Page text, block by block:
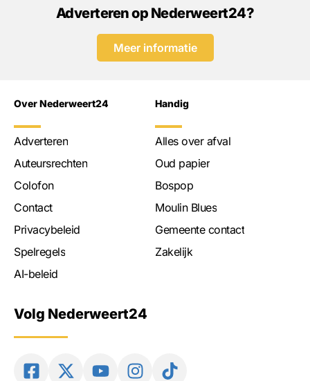
Adverteren op Nederweert24?
Meer informatie
Over Nederweert24
Adverteren
Auteursrechten
Colofon
Contact
Privacybeleid
Spelregels
AI-beleid
Handig
Alles over afval
Oud papier
Bospop
Moulin Blues
Gemeente contact
Zakelijk
Volg Nederweert24